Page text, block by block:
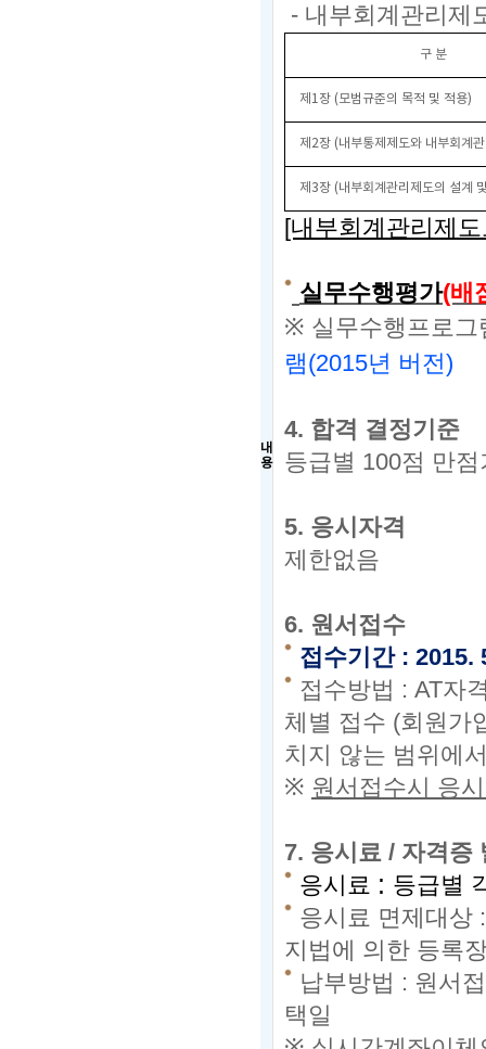
내
용
- 내부회계관리제
구 분
제1장 (모범규준의 목적 및 적용)
제2장 (내부통제제도와 내부회계
제3장 (내부회계관리제도의 설계
[내부회계관리제
실무수행평가(배
※ 실무수행프로
램(2015년 버전)
4. 합격 결정기준
등급별 100점 만
5. 응시자격
제한없음
6. 원서접수
접수기간 : 2015.
접수방법 : AT자
체별 접수 (회원가
치지 않는 범위에
※ 원서접수시 응
7. 응시료 / 자격증
응시료 : 등급별
응시료 면제대상
지법에 의한 등록
납부방법 : 원서
택일